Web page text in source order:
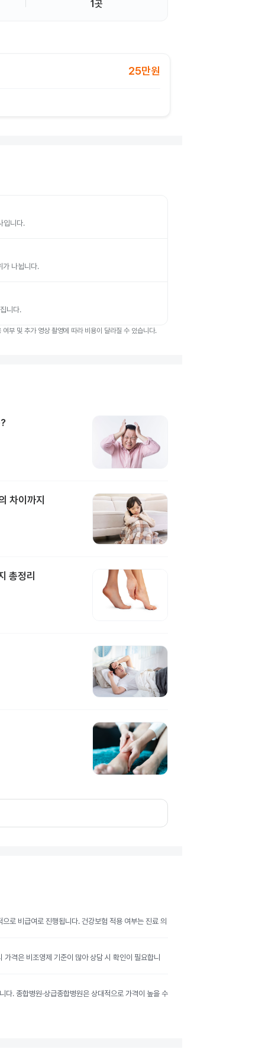
1곳
25만원
입니다.
가 나뉩니다.
니다.
부 및 추가 영상 촬영에 따라 비용이 달라질 수 있습니다.
차이까지
총정리
로 비급여로 진행됩니다. 건강보험 적용 여부는 진료 의
격은 비조영제 기준이 많아 상담 시 확인이 필요합니
. 종합병원·상급종합병원은 상대적으로 가격이 높을 수